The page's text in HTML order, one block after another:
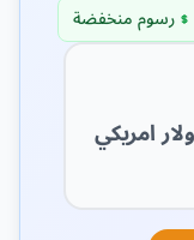
رسوم منخفضة
امريكي